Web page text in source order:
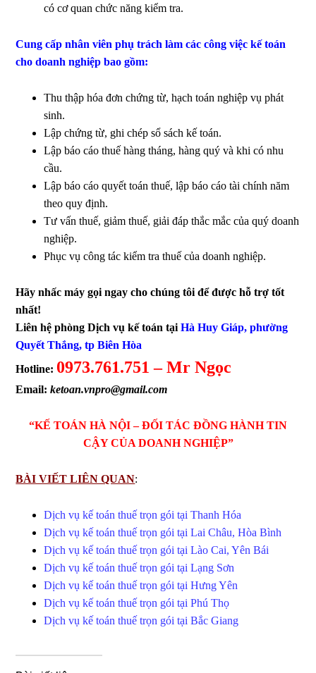
có cơ quan chức năng kiểm tra.
Cung cấp nhân viên phụ trách làm các công việc kế toán
cho doanh nghiệp bao gồm:
Thu thập hóa đơn chứng từ, hạch toán nghiệp vụ phát
sinh.
Lập chứng từ, ghi chép sổ sách kế toán.
Lập báo cáo thuế hàng tháng, hàng quý và khi có nhu
cầu.
Lập báo cáo quyết toán thuế, lập báo cáo tài chính năm
theo quy định.
Tư vấn thuế, giảm thuế, giải đáp thắc mắc của quý doanh
nghiệp.
Phục vụ công tác kiểm tra thuế của doanh nghiệp.
Hãy nhấc máy gọi ngay cho chúng tôi đểđược hỗ trợ tốt
nhất!
Liên hệ phòng Dịch vụ kế toán tạiHà Huy Giáp, phường
Quyết Thắng, tp Biên Hòa
Hotline: 0973.761.751 – Mr Ngọc
Email:ketoan.vnpro@gmail.com
“KẾ TOÁN HÀ NỘI – ĐỐI TÁC ĐỒNG HÀNH TIN
CẬY CỦA DOANH NGHIỆP”
BÀI VIẾT LIÊN QUAN:
Dịch vụ kế toán thuế trọn gói tại Thanh Hóa
Dịch vụ kế toán thuế trọn gói tại Lai Châu, Hòa Bình
Dịch vụ kế toán thuế trọn gói tại Lào Cai, Yên Bái
Dịch vụ kế toán thuế trọn gói tại Lạng Sơn
Dịch vụ kế toán thuế trọn gói tại Hưng Yên
Dịch vụ kế toán thuế trọn gói tại Phú Thọ
Dịch vụ kế toán thuế trọn gói tại Bắc Giang